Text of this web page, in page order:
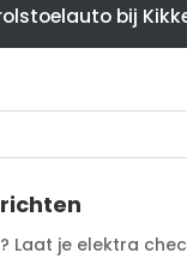
bij
Laat je elektra